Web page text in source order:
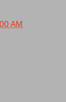
AM